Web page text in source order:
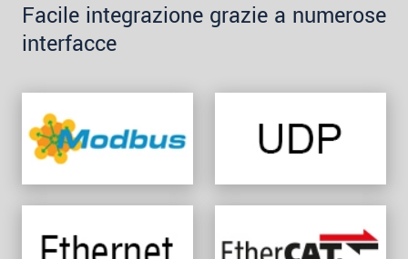
Facile integrazione grazie a numerose
interfacce